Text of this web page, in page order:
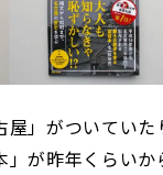
屋」がついていた
」が昨年くらいか